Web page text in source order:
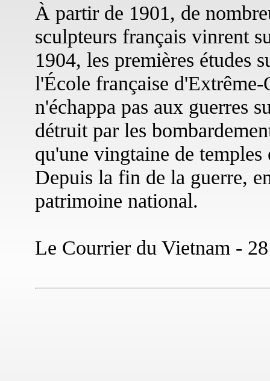
À partir de 1901, de
sculpteurs français vinrent
1904, les premières études
l'École française
n'échappa pas aux guerres
détruit par les
qu'une vingtaine de
Depuis la fin de la guerre,
patrimoine national.
Le Courrier du Vietnam -